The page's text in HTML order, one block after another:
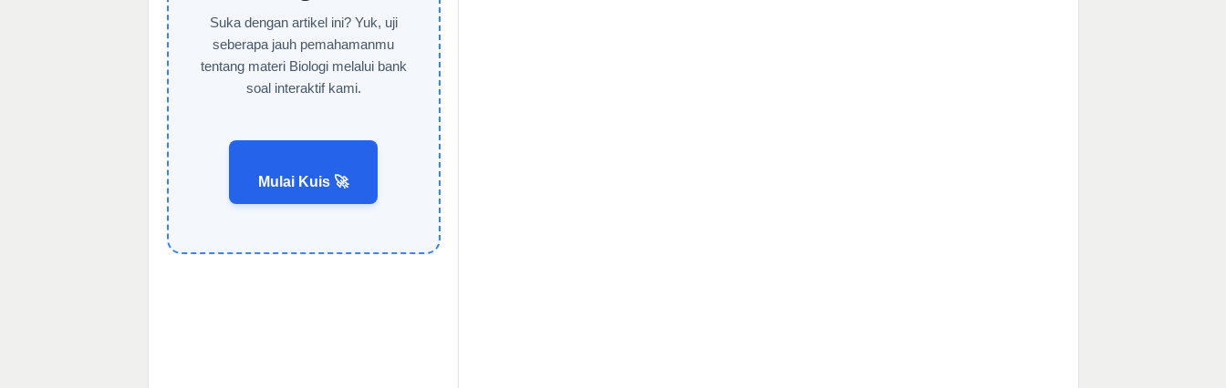
Suka dengan artikel ini? Yuk, uji
seberapa jauh pemahamanmu
tentang materi Biologi melalui bank
soal interaktif kami.
Mulai Kuis 🚀